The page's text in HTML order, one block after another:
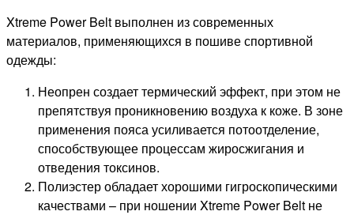
Xtreme Power Belt выполнен из современных
материалов, применяющихся в пошиве спортивной
одежды:
Неопрен создает термический эффект, при этом не
препятствуя проникновению воздуха к коже. В зоне
применения пояса усиливается потоотделение,
способствующее процессам жиросжигания и
отведения токсинов.
Полиэстер обладает хорошими гигроскопическими
качествами – при ношении Xtreme Power Belt не